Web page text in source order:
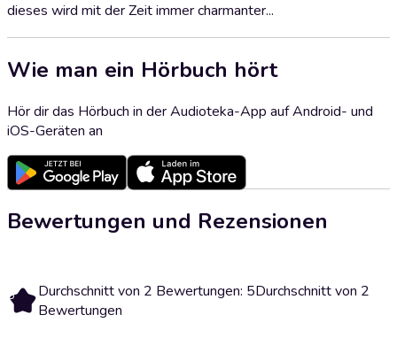
dieses wird mit der Zeit immer charmanter...
Wie man ein Hörbuch hört
Hör dir das Hörbuch in der Audioteka-App auf Android- und
iOS-Geräten an
Bewertungen und Rezensionen
5 Durchschnitt von 2 Bewertungen: 5Durchschnitt von 2
Bewertungen